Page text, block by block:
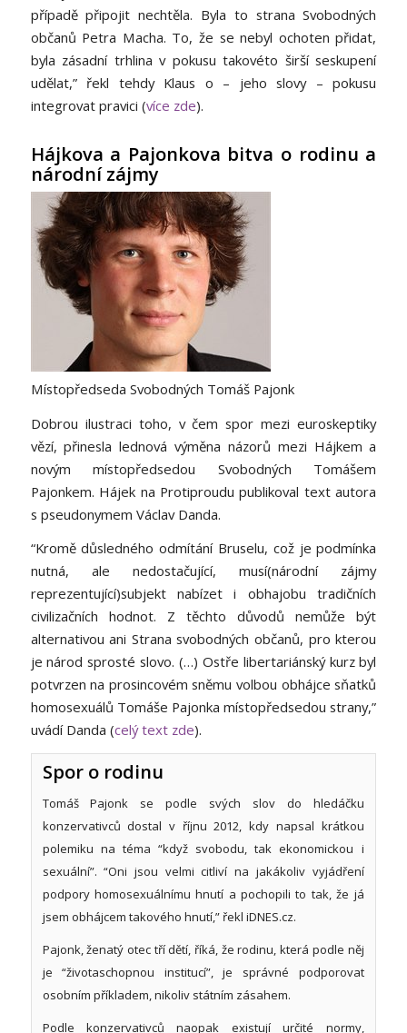
případě připojit nechtěla. Byla to strana Svobodných
občanů Petra Macha. To, že se nebyl ochoten přidat,
byla zásadní trhlina v pokusu takovéto širší seskupení
udělat,” řekl tehdy Klaus o – jeho slovy – pokusu
integrovat pravici (více zde).
Hájkova a Pajonkova bitva o rodinu a
národní zájmy
Místopředseda Svobodných Tomáš Pajonk
Dobrou ilustraci toho, v čem spor mezi euroskeptiky
vězí, přinesla lednová výměna názorů mezi Hájkem a
novým místopředsedou Svobodných Tomášem
Pajonkem. Hájek na Protiproudu publikoval text autora
s pseudonymem Václav Danda.
“Kromě důsledného odmítání Bruselu, což je podmínka
nutná, ale nedostačující, musí(národní zájmy
reprezentující)subjekt nabízet i obhajobu tradičních
civilizačních hodnot. Z těchto důvodů nemůže být
alternativou ani Strana svobodných občanů, pro kterou
je národ sprosté slovo. (…) Ostře libertariánský kurz byl
potvrzen na prosincovém sněmu volbou obhájce sňatků
homosexuálů Tomáše Pajonka místopředsedou strany,”
uvádí Danda (celý text zde).
Spor o rodinu
Tomáš Pajonk se podle svých slov do hledáčku
konzervativců dostal v říjnu 2012, kdy napsal krátkou
polemiku na téma “když svobodu, tak ekonomickou i
sexuální”. “Oni jsou velmi citliví na jakákoliv vyjádření
podpory homosexuálnímu hnutí a pochopili to tak, že já
jsem obhájcem takového hnutí,” řekl iDNES.cz.
Pajonk, ženatý otec tří dětí, říká, že rodinu, která podle něj
je “životaschopnou institucí”, je správné podporovat
osobním příkladem, nikoliv státním zásahem.
Podle konzervativců naopak existují určité normy,